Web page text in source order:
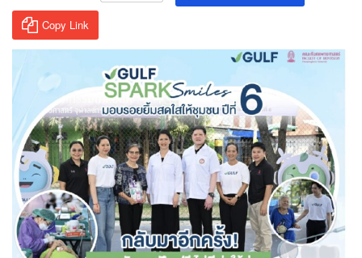
Copy Link